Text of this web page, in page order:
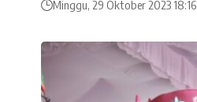
Minggu, 29 Oktober 2023 18:16